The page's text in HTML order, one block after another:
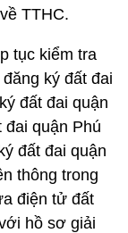
TTHC.
tục kiểm tra
ký đất đai
đất đai quận
đai quận Phú
đất đai quận
thông trong
điện tử đất
hồ sơ giải